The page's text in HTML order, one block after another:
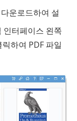
운로드하여 설
인터페이스 왼쪽
릭하여 PDF 파일